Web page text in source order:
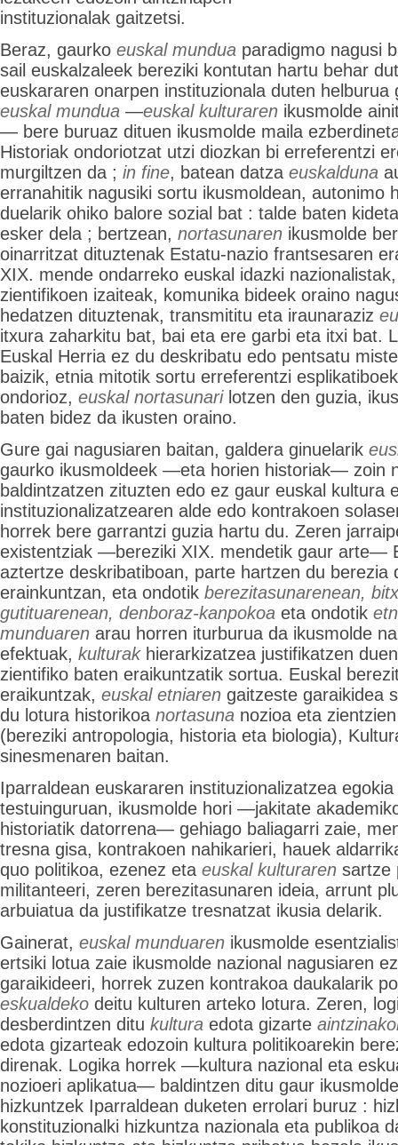
instituzionalak gaitzetsi.
Beraz, gaurko euskal mundua paradigmo nagusi
sail euskalzaleek bereziki kontutan hartu behar
euskararen onarpen instituzionala duten helburua
euskal mundua —euskal kulturaren ikusmolde
— bere buruaz dituen ikusmolde maila
Historiak ondoriotzat utzi diozkan bi erreferentzi
murgiltzen da ; in fine, batean datza euskalduna
erranahitik nagusiki sortu ikusmoldean, autonimo
duelarik ohiko balore sozial bat : talde baten
esker dela ; bertzean, nortasunaren ikusmolde
oinarritzat dituztenak Estatu-nazio frantsesaren
XIX. mende ondarreko euskal idazki
zientifikoen izaiteak, komunika bideek oraino
hedatzen dituztenak, transmititu eta iraunaraziz
itxura zaharkitu bat, bai eta ere garbi eta itxi bat.
Euskal Herria ez du deskribatu edo pentsatu
baizik, etnia mitotik sortu erreferentzi
ondorioz, euskal nortasunarilotzen den guzia,
baten bidez da ikusten oraino.
Gure gai nagusiaren baitan, galdera ginuelarik
gaurko ikusmoldeek —eta horien historiak— zoin
baldintzatzen zituzten edo ez gaur euskal kultura
instituzionalizatzearen alde edo kontrakoen
horrek bere garrantzi guzia hartu du. Zeren
existentziak —bereziki XIX. mendetik gaur arte—
aztertze deskribatiboan, parte hartzen du berezia
erainkuntzan, eta ondotik berezitasunarenean,
gutituarenean, denboraz-kanpokoa eta ondotik
munduaren arau horren iturburua da ikusmolde
efektuak, kulturakhierarkizatzea justifikatzen
zientifiko baten eraikuntzatik sortua. Euskal
eraikuntzak, euskal etniaren gaitzeste garaikidea
du lotura historikoa nortasuna nozioa eta
(bereziki antropologia, historia eta biologia),
sinesmenaren baitan.
Iparraldean euskararen instituzionalizatzea
testuinguruan, ikusmolde hori —jakitate
historiatik datorrena— gehiago baliagarri zaie,
tresna gisa, kontrakoen nahikarieri, hauek
quo politikoa, ezenez eta euskal kulturaren sartze
militanteeri, zeren berezitasunaren ideia, arrunt
arbuiatua da justifikatze tresnatzat ikusia delarik.
Gainerat, euskal munduaren ikusmolde
ertsiki lotua zaie ikusmolde nazional nagusiaren
garaikideeri, horrek zuzen kontrakoa daukalarik
eskualdeko deitu kulturen arteko lotura. Zeren,
desberdintzen ditu kultura edota gizarte
edota gizarteak edozoin kultura politikoarekin
direnak. Logika horrek —kultura nazional eta
nozioeri aplikatua— baldintzen ditu gaur
hizkuntzek Iparraldean duketen errolari buruz :
konstituzionalki hizkuntza nazionala eta publikoa